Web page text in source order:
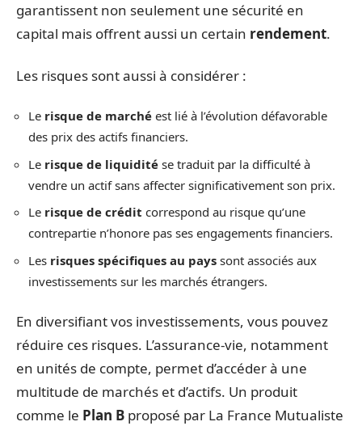
garantissent non seulement une sécurité en
capital mais offrent aussi un certain rendement.
Les risques sont aussi à considérer :
Le risque de marché est lié à l’évolution défavorable
des prix des actifs financiers.
Le risque de liquidité se traduit par la difficulté à
vendre un actif sans affecter significativement son prix.
Le risque de crédit correspond au risque qu’une
contrepartie n’honore pas ses engagements financiers.
Les risques spécifiques au pays sont associés aux
investissements sur les marchés étrangers.
En diversifiant vos investissements, vous pouvez
réduire ces risques. L’assurance-vie, notamment
en unités de compte, permet d’accéder à une
multitude de marchés et d’actifs. Un produit
comme le Plan B proposé par La France Mutualiste